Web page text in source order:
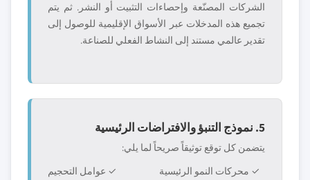
الشركات المصنّعة وإحصاءات التثبيت أو النشر. ثم يتم
تجميع هذه المدخلات عبر الأسواق الإقليمية للوصول إلى
تقدير عالمي مستند إلى النشاط الفعلي للصناعة.
5. نموذج التنبؤ والافتراضات الرئيسية
يتضمن كل توقع توثيقاً صريحاً لما يلي:
✓ محركات النمو الرئيسية
✓ عوامل التحجيم